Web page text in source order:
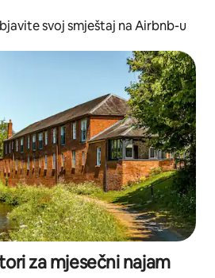
svoj smještaj na Airbnb-u
za mjesečni najam